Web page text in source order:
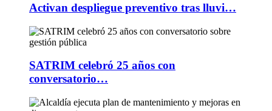
Activan despliegue preventivo tras lluvi…
SATRIM celebró 25 años con
conversatorio…